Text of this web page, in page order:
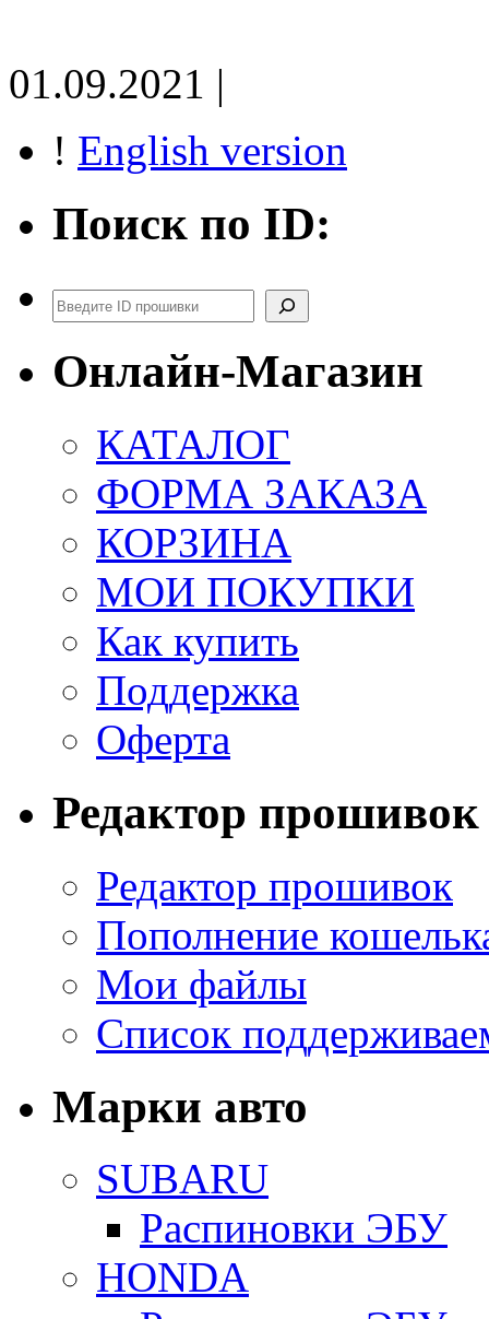
01.09.2021 |
! English version
Поиск по ID:
Поиск
Онлайн-Магазин
КАТАЛОГ
ФОРМА ЗАКАЗА
КОРЗИНА
МОИ ПОКУПКИ
Как купить
Поддержка
Оферта
Редактор прошивок
Редактор прошивок
Пополнение
Мои файлы
Список
Марки авто
SUBARU
Распиновки ЭБУ
HONDA